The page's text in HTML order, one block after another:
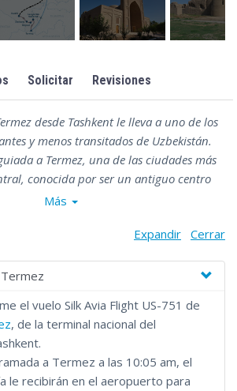
Solicitar Revisiones
desde Tashkent le lleva a uno de los
y menos transitados de Uzbekistán.
a Termez, una de las ciudades más
conocida por ser un antiguo centro
en el exótico terreno de la región de
la remota aldea Boysun y el imponente
una magnífica forma de conocer
la región. Fin del viaje de 3 días a
Más
Expandir Cerrar
el vuelo Silk Avia Flight US-751 de
, de la terminal nacional del
a Termez a las 10:05 am, el
le recibirán en el aeropuerto para